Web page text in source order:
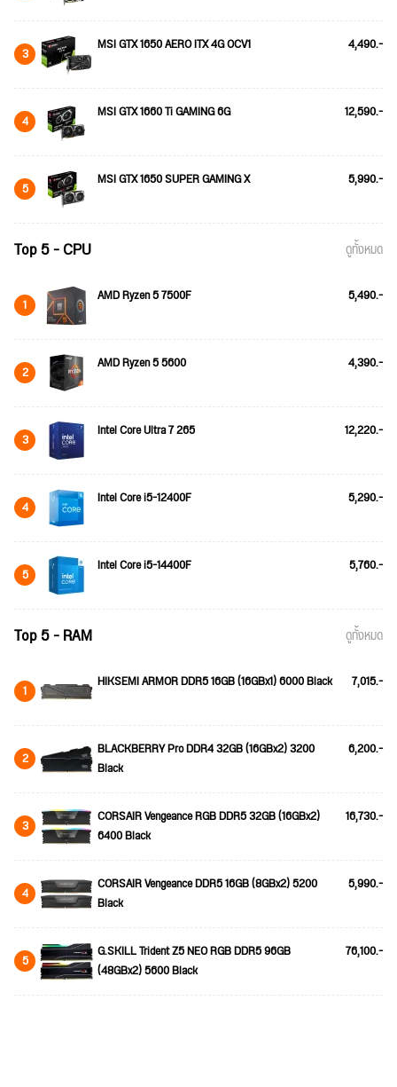
3 MSI GTX 1650 AERO ITX 4G OCV1 4,490.-
4 MSI GTX 1660 Ti GAMING 6G 12,590.-
5 MSI GTX 1650 SUPER GAMING X 5,990.-
Top 5 - CPU ดูทั้งหมด
1 AMD Ryzen 5 7500F 5,490.-
2 AMD Ryzen 5 5600 4,390.-
3 Intel Core Ultra 7 265 12,220.-
4 Intel Core i5-12400F 5,290.-
5 Intel Core i5-14400F 5,760.-
Top 5 - RAM ดูทั้งหมด
1 HIKSEMI ARMOR DDR5 16GB (16GBx1) 6000 Black 7,015.-
2
BLACKBERRY Pro DDR4 32GB (16GBx2) 3200
Black
6,200.-
3
CORSAIR Vengeance RGB DDR5 32GB (16GBx2)
6400 Black
16,730.-
4
CORSAIR Vengeance DDR5 16GB (8GBx2) 5200
Black
5,990.-
5
G.SKILL Trident Z5 NEO RGB DDR5 96GB
(48GBx2) 5600 Black
76,100.-